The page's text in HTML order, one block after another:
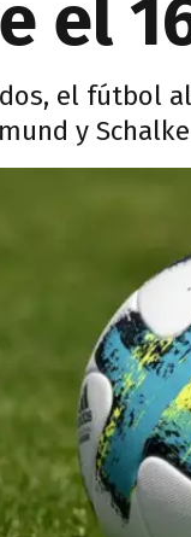
el
el fútbol
y